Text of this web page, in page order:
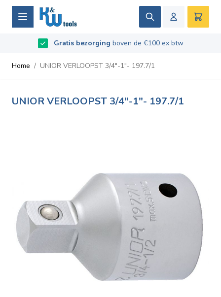
Ga naar de inhoud
Zoek
Gratis bezorging boven de €100 ex btw
Beoordeeld met9.5/10- Gebaseerd op 669 recensies
Home / UNIOR VERLOOPST 3/4"-1"- 197.7/1
UNIOR VERLOOPST 3/4"-1"- 197.7/1